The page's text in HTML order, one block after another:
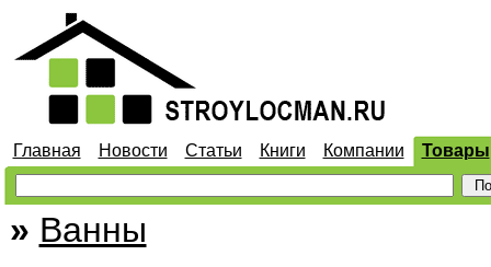
Главная Новости Статьи Книги Компании Товары
» Ванны